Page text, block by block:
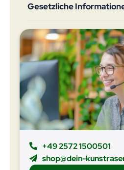
Gesetzliche
+49 2572 1500501
shop@dein-